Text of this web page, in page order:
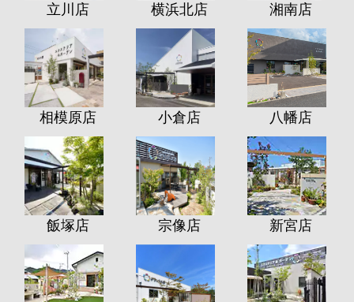
立川店 横浜北店 湘南店
相模原店 小倉店 八幡店
飯塚店 宗像店 新宮店